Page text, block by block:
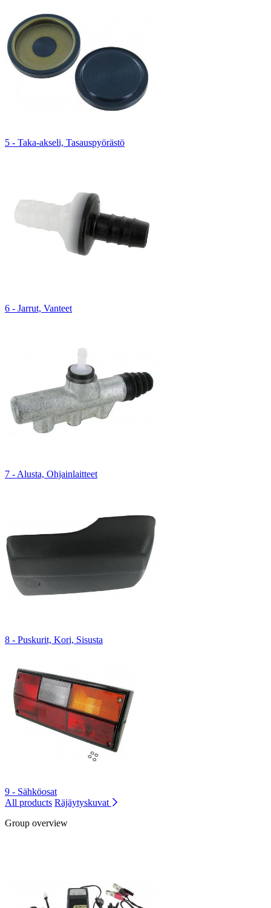
5 - Taka-akseli, Tasauspyörästö
6 - Jarrut, Vanteet
7 - Alusta, Ohjainlaitteet
8 - Puskurit, Kori, Sisusta
9 - Sähköosat
All products Räjäytyskuvat
Group overview